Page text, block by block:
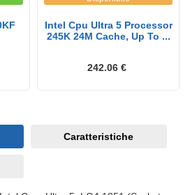
Intel Cpu Ultra 5 Processor
245K 24M Cache, Up To ...
242.06 €
Caratteristiche